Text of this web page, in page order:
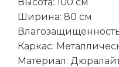
Ширина: 80 см
Каркас:
Материал: